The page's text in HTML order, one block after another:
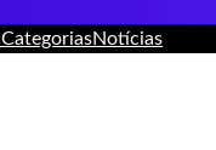
CategoriasNotícias